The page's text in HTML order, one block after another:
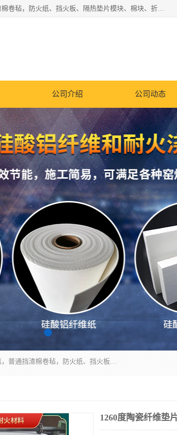
1260卷毡针刺毯，1360标准高纯高铝毯，1430度低锆锆铝含锆毯，普通挡渣棉卷毡，防火纸、挡火板、隔热垫片模块、棉块、折叠块、散棉高温固化剂价格规格密度多少钱图片视频立方平米参数指标
公司介绍 公司动态
1260卷毡针刺毯，1360标准高纯高铝毯，1430度低锆锆铝含锆毯，普通挡渣棉卷毡，防火纸、挡火板、隔热垫片模块、棉块、折叠块、散棉高温固化剂价格规格密度多少钱图片视频立方平米参数指标
1260度陶瓷纤维垫